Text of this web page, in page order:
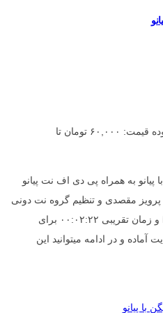
محدوده قیمت: ۶۰,۰۰۰ تومان تا
به همراه پی دی اف نت پیانو
مقصدی و تنظیم گروه نت دونی
در یک ویدیو آموزشی با فرمت MP4 و زمان تقریبی ۰۰:۰۲:۲۲ برای
و در ادامه میتوانید این